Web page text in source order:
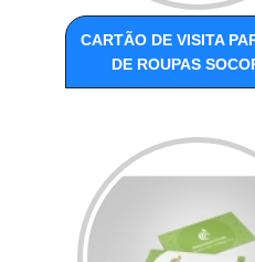
CARTÃO DE VISITA
DE ROUPAS